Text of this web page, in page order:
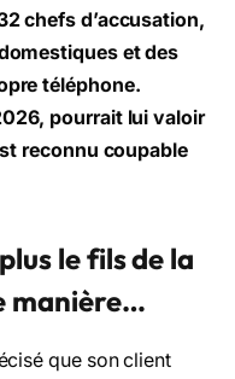
chefs d’accusation,
et des
téléphone.
pourrait lui valoir
reconnu coupable
le fils de la
manière…
que son client